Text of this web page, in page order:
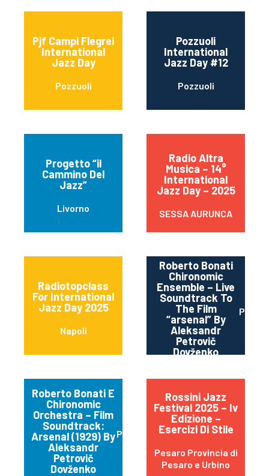
Pjf Campi Flegrei
International
Jazz Day
Pozzuoli
Pozzuoli
International
Jazz Day #12
Pozzuoli
Progetto “il
Cammino Del
Jazz”
Livorno
Radio Altra
Musica – 14°
International
Jazz Day – 2025
SESSA AURUNCA
Radiotopclass
For International
Jazz Day 2025
Napoli
Roberto Bonati
Chironomic
Ensemble – Live
Soundtrack To
The Film
“arsenal” By
Aleksandr
Petrovič
Dovženko
Parma
Roberto Bonati E
Chironomic
Orchestra – Film
Soundtrack:
Arsenal (1929) By
Aleksandr
Petrovič
Dovženko
Parma
Rossini Jazz
Festival 2025 – Iv
Edizione –
Esercizi Di Stile
Pesaro Provincia di
Pesaro e Urbino